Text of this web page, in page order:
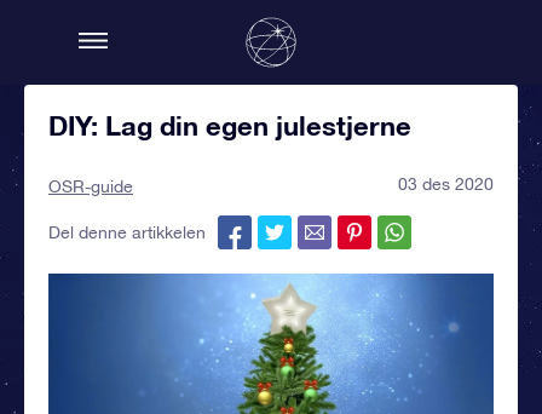
DIY: Lag din egen julestjerne
OSR-guide 03 des 2020
Del denne artikkelen